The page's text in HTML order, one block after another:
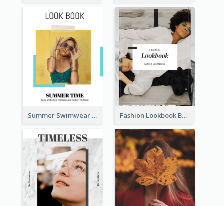
Summer Swimwear Lookbook Fashion Lookbook Business Portfolio